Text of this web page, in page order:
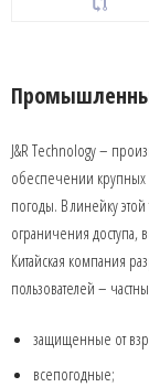
J&R Technology –
обеспечении крупных
погоды. В линейку
ограничения
Китайская компания
пользователей –
защищенные от
всепогодные;